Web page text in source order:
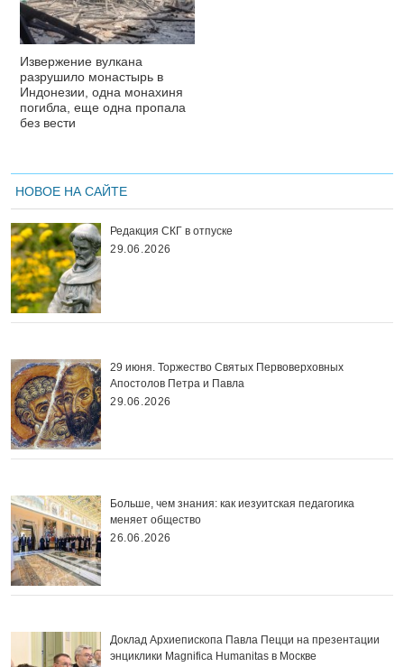
Извержение вулкана
разрушило монастырь в
Индонезии, одна монахиня
погибла, еще одна пропала
без вести
НОВОЕ НА САЙТЕ
Редакция СКГ в отпуске
29.06.2026
29 июня. Торжество Святых Первоверховных
Апостолов Петра и Павла
29.06.2026
Больше, чем знания: как иезуитская педагогика
меняет общество
26.06.2026
Доклад Архиепископа Павла Пецци на презентации
энциклики Magnifica Нumanitas в Москве